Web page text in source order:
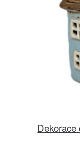
Dekorace